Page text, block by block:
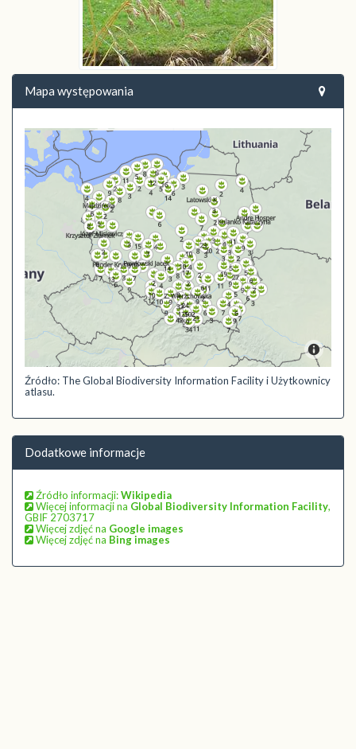
Mapa występowania
Źródło: The Global Biodiversity Information Facility i Użytkownicy
atlasu.
Dodatkowe informacje
Źródło informacji:Wikipedia
Więcej informacji na Global Biodiversity Information Facility,
GBIF 2703717
Więcej zdjęć na Google images
Więcej zdjęć na Bing images